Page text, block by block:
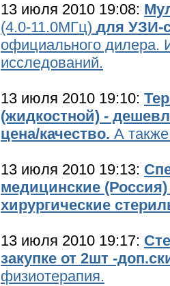
13 июля 2010 19:08:
(4.0-11.0МГц) для УЗИ-
официального дилера.
исследований.
13 июля 2010 19:10:
(жидкостной) -
цена/качество. А
13 июля 2010 19:13:
медицинские
хирургические
13 июля 2010 19:17:
закупке от 2шт -
физиотерапия.